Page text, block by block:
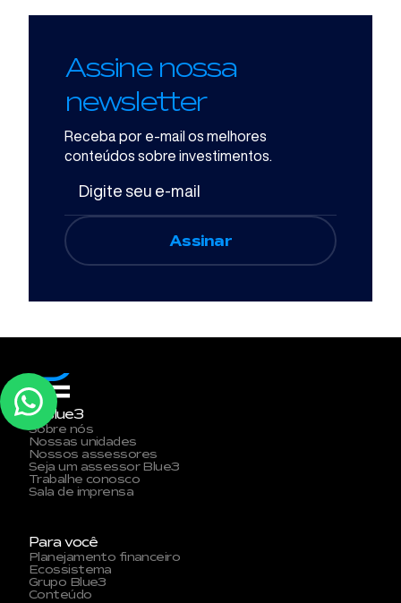
Assine nossa
newsletter
Receba por e-mail os melhores
conteúdos sobre investimentos.
A Blue3
Sobre nós
Nossas unidades
Nossos assessores
Seja um assessor Blue3
Trabalhe conosco
Sala de imprensa
Para você
Planejamento financeiro
Ecossistema
Grupo Blue3
Conteúdo